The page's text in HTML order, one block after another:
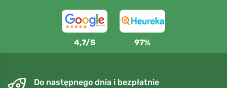
4,7/5 97%
Do następnego dnia i bezpłatnie